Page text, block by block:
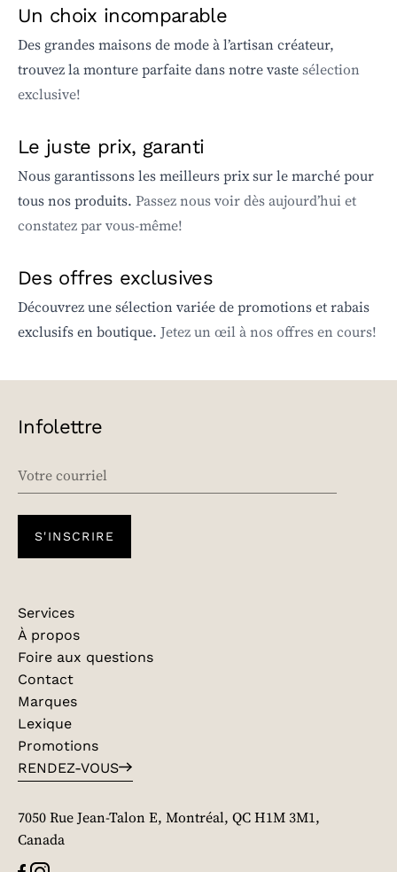
Un choix incomparable
Des grandes maisons de mode à l’artisan créateur,
trouvez la monture parfaite dans notre vastesélection
exclusive!
Le juste prix, garanti
Nous garantissons les meilleurs prix sur le marché pour
tous nos produits. Passez nous voir dès aujourd’hui et
constatez par vous-même!
Des offres exclusives
Découvrez une sélection variée de promotions et rabais
exclusifs en boutique. Jetez un œil à nos offres en cours!
Infolettre
S'INSCRIRE
Services
À propos
Foire aux questions
Contact
Marques
Lexique
Promotions
RENDEZ-VOUS
7050 Rue Jean-Talon E, Montréal, QC H1M 3M1,
Canada